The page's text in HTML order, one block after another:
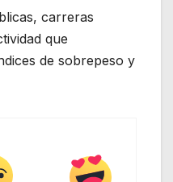
carreras
que
de sobrepeso y